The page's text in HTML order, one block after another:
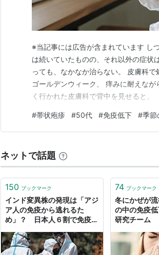
※当記事には広告が含まれています し
は続いていたものの、それ以外の症状
っても、なかなか治らない。 皮膚科
ゴールデンウィーク、 痒みに耐えな
く行かれた皮膚科で背中を見せると、
は、自分でも帯状疱疹の可能性を考え
す。 痛みはないし、肩甲骨の一部に
#帯状疱疹 #50代 #免疫低下 #季節
ネットで話題
150 ブックマーク
インド変異株の発現は「アジ
ア人の免疫から逃れるた
め」？ 日本人６割で免疫低
新聞デジタル
74 ブックマーク
冬にかぜが
の中の免疫
研究チーム